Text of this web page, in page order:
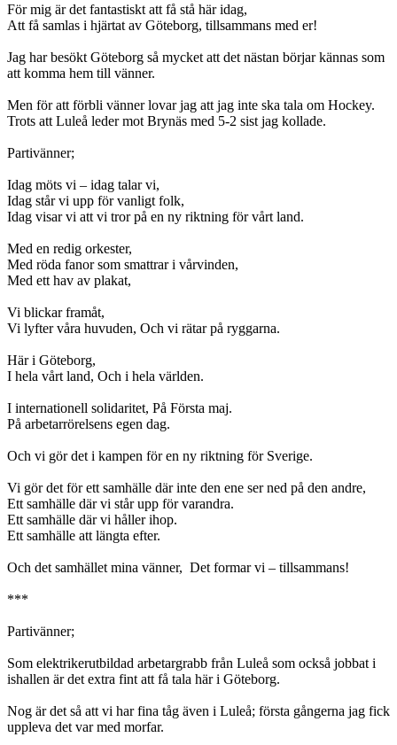
För mig är det fantastiskt att få stå här idag,
Att få samlas i hjärtat av Göteborg, tillsammans med er!
Jag har besökt Göteborg så mycket att det nästan börjar kännas som
att komma hem till vänner.
Men för att förbli vänner lovar jag att jag inte ska tala om Hockey.
Trots att Luleå leder mot Brynäs med 5-2 sist jag kollade.
Partivänner;
Idag möts vi – idag talar vi,
Idag står vi upp för vanligt folk,
Idag visar vi att vi tror på en ny riktning för vårt land.
Med en redig orkester,
Med röda fanor som smattrar i vårvinden,
Med ett hav av plakat,
Vi blickar framåt,
Vi lyfter våra huvuden, Och vi rätar på ryggarna.
Här i Göteborg,
I hela vårt land, Och i hela världen.
I internationell solidaritet, På Första maj.
På arbetarrörelsens egen dag.
Och vi gör det i kampen för en ny riktning för Sverige.
Vi gör det för ett samhälle där inte den ene ser ned på den andre,
Ett samhälle där vi står upp för varandra.
Ett samhälle där vi håller ihop.
Ett samhälle att längta efter.
Och det samhället mina vänner, Det formar vi – tillsammans!
***
Partivänner;
Som elektrikerutbildad arbetargrabb från Luleå som också jobbat i
ishallen är det extra fint att få tala här i Göteborg.
Nog är det så att vi har fina tåg även i Luleå; första gångerna jag fick
uppleva det var med morfar.